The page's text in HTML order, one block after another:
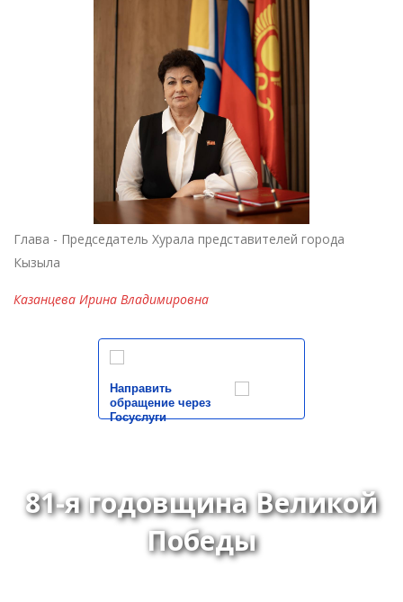
Глава - Председатель Хурала представителей города
Кызыла
Казанцева Ирина Владимировна
Направить
обращение через
Госуслуги
81-я годовщина Великой
Победы